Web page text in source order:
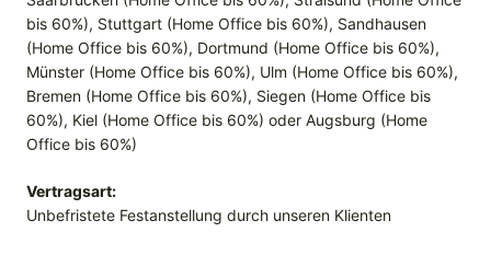
bis 60%), Stuttgart (Home Office bis 60%), Sandhausen
(Home Office bis 60%), Dortmund (Home Office bis 60%),
Münster (Home Office bis 60%), Ulm (Home Office bis 60%),
Bremen (Home Office bis 60%), Siegen (Home Office bis
60%), Kiel (Home Office bis 60%) oder Augsburg (Home
Office bis 60%)
Vertragsart:
Unbefristete Festanstellung durch unseren Klienten